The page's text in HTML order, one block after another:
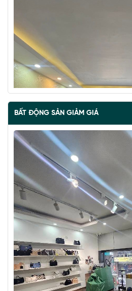
BÁN ĐẢO VŨ MIÊN, SIÊU PHẨM
NHÀ DÂN XÂY
67 tỷ•57 m²•1.2 tỷ/m²
BẤT ĐỘNG SẢN GIẢM GIÁ